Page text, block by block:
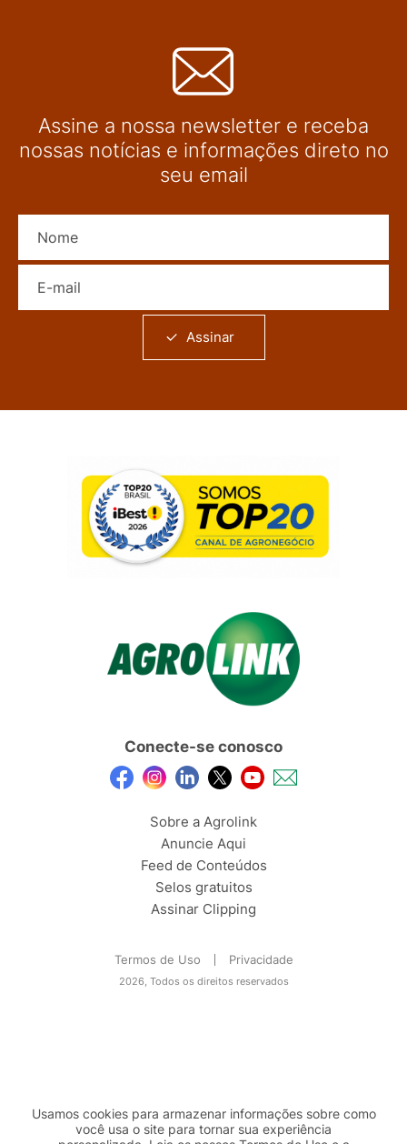
Assine a nossa newsletter e receba
nossas notícias e informações direto no
seu email
Assinar
Conecte-se conosco
Sobre a Agrolink
Anuncie Aqui
Feed de Conteúdos
Selos gratuitos
Assinar Clipping
Termos de Uso Privacidade
2026, Todos os direitos reservados
Usamos cookies para armazenar informações sobre como
você usa o site para tornar sua experiência